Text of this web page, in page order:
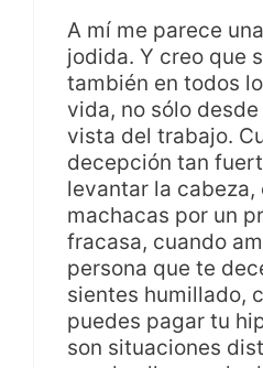
A mí me parece
jodida. Y creo que
también en todos
vida, no sólo
vista del trabajo.
decepción tan
levantar la cabeza,
machacas por un
fracasa, cuando
persona que te
sientes humillado,
puedes pagar tu
son situaciones